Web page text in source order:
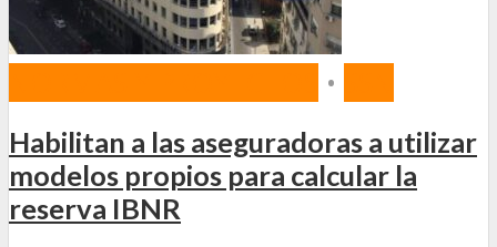
•
Habilitan a las aseguradoras a utilizar
modelos propios para calcular la
reserva IBNR